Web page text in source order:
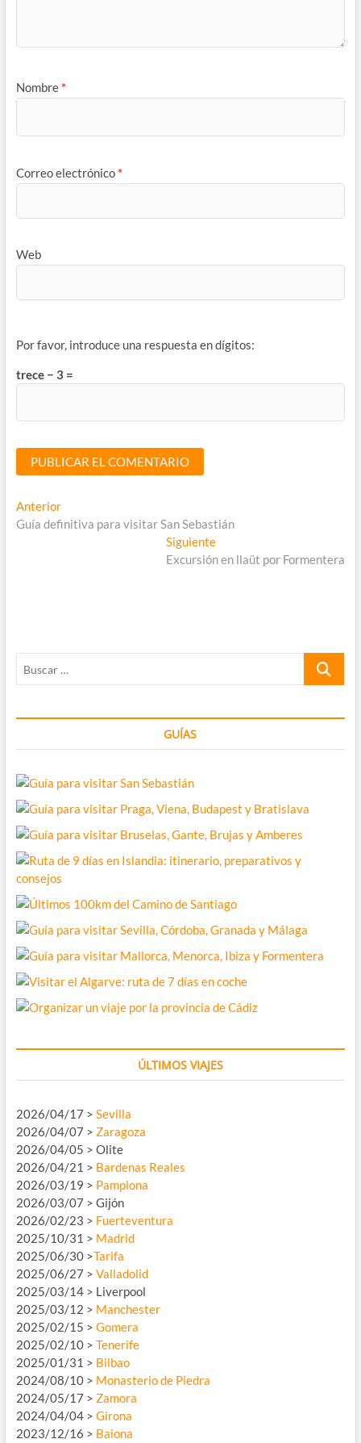
Nombre *
Correo electrónico *
Web
Por favor, introduce una respuesta en dígitos:
trece − 3 =
Navegación
de
AnteriorEntrada
anterior:
Guía definitiva para visitar San Sebastián
SiguienteEntrada
siguiente:
Excursión en llaüt por Formentera
Buscar
GUÍAS
ÚLTIMOS VIAJES
2026/04/17 > Sevilla
2026/04/07 > Zaragoza
2026/04/05 > Olite
2026/04/21 > Bardenas Reales
2026/03/19 > Pamplona
2026/03/07 > Gijón
2026/02/23 > Fuerteventura
2025/10/31 > Madrid
2025/06/30 >Tarifa
2025/06/27 > Valladolid
2025/03/14 > Liverpool
2025/03/12 > Manchester
2025/02/15 > Gomera
2025/02/10 > Tenerife
2025/01/31 > Bilbao
2024/08/10 > Monasterio de Piedra
2024/05/17 > Zamora
2024/04/04 > Girona
2023/12/16 > Baiona